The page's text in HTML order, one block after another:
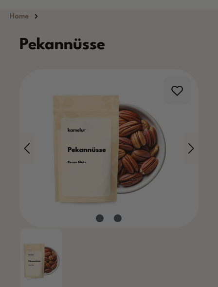
Hauptinhalt springen
Home
Pekannüsse